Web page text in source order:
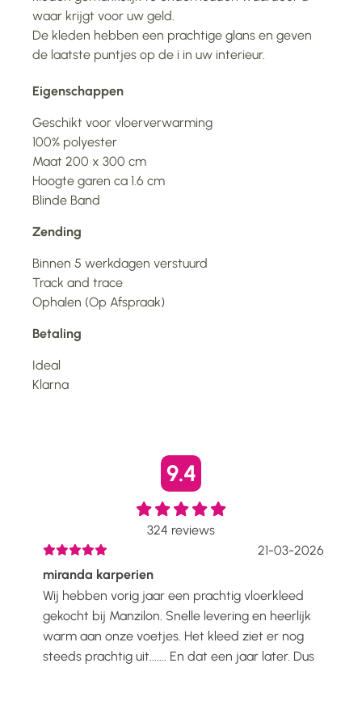
waar krijgt voor uw geld.
De kleden hebben een prachtige glans en geven
de laatste puntjes op de i in uw interieur.
Eigenschappen
Geschikt voor vloerverwarming
100% polyester
Maat 200 x 300 cm
Hoogte garen ca 1.6 cm
Blinde Band
Zending
Binnen 5 werkdagen verstuurd
Track and trace
Ophalen (Op Afspraak)
Betaling
Ideal
Klarna
9.4
324 reviews
21-03-2026
miranda karperien
Wij hebben vorig jaar een prachtig vloerkleed
gekocht bij Manzilon. Snelle levering en heerlijk
warm aan onze voetjes. Het kleed ziet er nog
steeds prachtig uit....... En dat een jaar later. Dus